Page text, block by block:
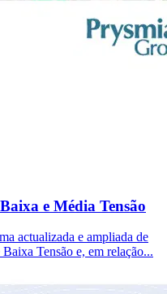
e Média Tensão
actualizada e ampliada de
Tensão e, em relação...